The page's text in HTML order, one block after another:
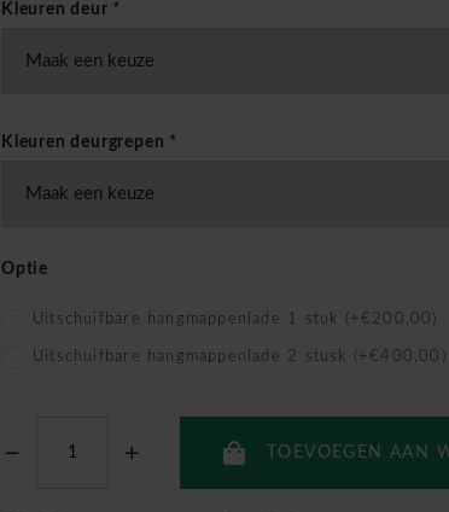
Kleuren deur *
Kleuren deurgrepen *
Optie
Uitschuifbare hangmappenlade 1 stuk (+€200,00)
Uitschuifbare hangmappenlade 2 stusk (+€400,00)
TOEVOEGEN AAN